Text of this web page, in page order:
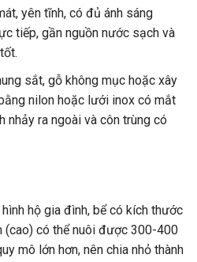
yên tĩnh, có đủ ánh sáng
tiếp, gần nguồn nước sạch và
sắt, gỗ không mục hoặc xây
nilon hoặc lưới inox có mắt
nhảy ra ngoài và côn trùng có
hộ gia đình, bể có kích thước
(cao) có thể nuôi được 300-400
mô lớn hơn, nên chia nhỏ thành